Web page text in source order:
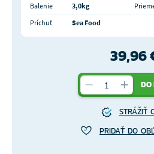
Balenie 3,0kg
Príchuť
Sea Food
39,96
DO
STRÁŽIŤ
PRIDAŤ DO